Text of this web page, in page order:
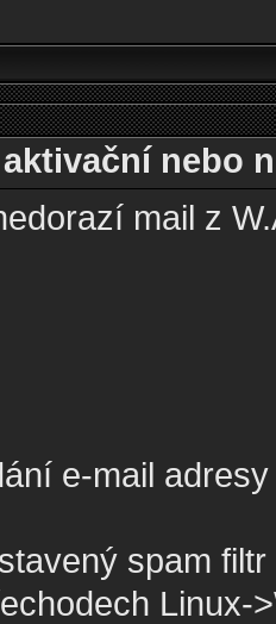
nebo
mail z
e-mail
spam
Linux-